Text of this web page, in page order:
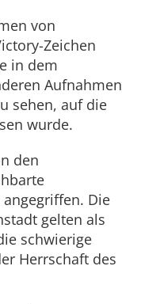
von
Zeichen
in dem
Aufnahmen
sehen, auf die
wurde.
den
Die
gelten als
schwierige
Herrschaft des